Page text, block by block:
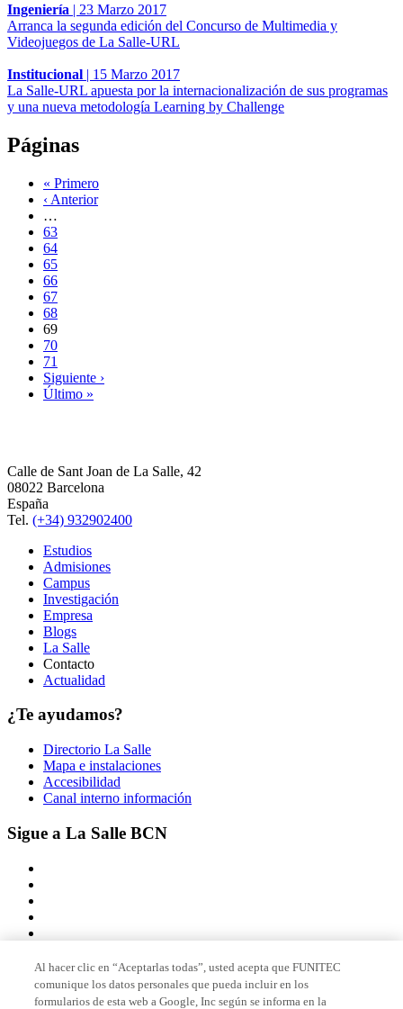
Ingeniería | 23 Marzo 2017
Arranca la segunda edición del Concurso de Multimedia y
Videojuegos de La Salle-URL
Institucional | 15 Marzo 2017
La Salle-URL apuesta por la internacionalización de sus programas
y una nueva metodología Learning by Challenge
Páginas
« Primero
‹ Anterior
…
63
64
65
66
67
68
69
70
71
Siguiente ›
Último »
Calle de Sant Joan de La Salle, 42
08022 Barcelona
España
Tel. (+34) 932902400
Estudios
Admisiones
Campus
Investigación
Empresa
Blogs
La Salle
Contacto
Actualidad
¿Te ayudamos?
Directorio La Salle
Mapa e instalaciones
Accesibilidad
Canal interno información
Sigue a La Salle BCN
Miembro de
Al hacer clic en “Aceptarlas todas”, usted acepta que FUNITEC
comunique los datos personales que pueda incluir en los
formularios de esta web a Google, Inc según se informa en la